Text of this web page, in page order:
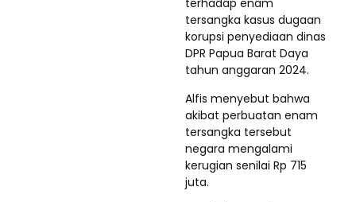
terhadap enam
tersangka kasus dugaan
korupsi penyediaan dinas
DPR Papua Barat Daya
tahun anggaran 2024.
Alfis menyebut bahwa
akibat perbuatan enam
tersangka tersebut
negara mengalami
kerugian senilai Rp 715
juta.